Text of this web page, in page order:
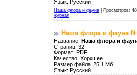
Язык: Русский
Наша флора и фауна
Просмотров:
журнал
Наша флора и фауна
Название: Наша флора и
Страниц: 32
Формат: PDF
Качество: Хорошее
Размер файла: 25,1 Мб
Язык: Русский